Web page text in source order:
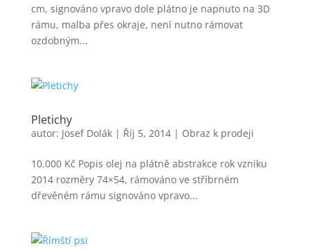
cm, signováno vpravo dole plátno je napnuto na 3D
rámu, malba přes okraje, není nutno rámovat
ozdobným...
Pletichy
autor: Josef Dolák| Říj 5, 2014| Obraz k prodeji
10.000 Kč Popis olej na plátně abstrakce rok vzniku
2014 rozměry 74×54, rámováno ve stříbrném
dřevěném rámu signováno vpravo...